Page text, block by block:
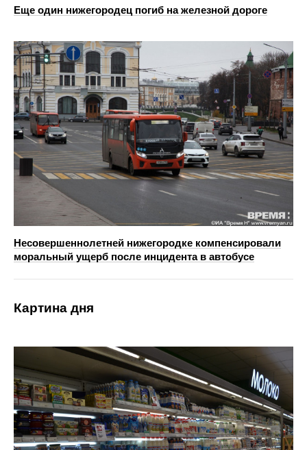
Еще один нижегородец погиб на железной дороге
Несовершеннолетней нижегородке компенсировали
моральный ущерб после инцидента в автобусе
Картина дня